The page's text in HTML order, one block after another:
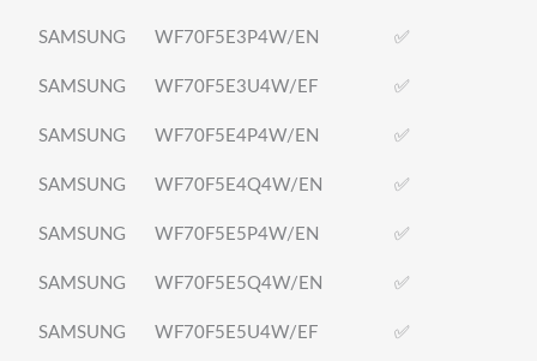
SAMSUNG WF70F5E3P4W/EN ✅
SAMSUNG WF70F5E3U4W/EF ✅
SAMSUNG WF70F5E4P4W/EN ✅
SAMSUNG WF70F5E4Q4W/EN ✅
SAMSUNG WF70F5E5P4W/EN ✅
SAMSUNG WF70F5E5Q4W/EN ✅
SAMSUNG WF70F5E5U4W/EF ✅